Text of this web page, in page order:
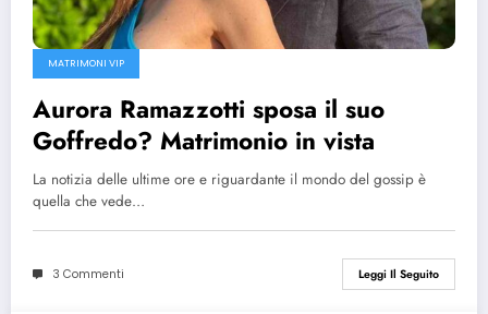
MATRIMONI VIP
Aurora Ramazzotti sposa il suo
Goffredo? Matrimonio in vista
La notizia delle ultime ore e riguardante il mondo del gossip è
quella che vede…
3 Commenti Leggi Il Seguito